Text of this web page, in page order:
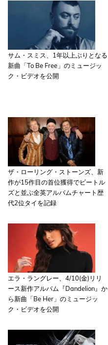
サム・スミス、1年以上ぶりとなる
新曲「To Be Free」のミュージッ
ク・ビデオを公開
ザ・ローリング・ストーンズ、新
作が15作目の首位獲得でビートル
ズと並ぶ全英アルバムチャート歴
代2位タイを記録
エラ・ラングレー、4/10(金)リリ
ース新作アルバム『Dandelion』か
ら新曲「Be Her」のミュージッ
ク・ビデオを公開